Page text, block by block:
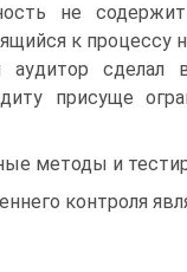
не
к процессу
сделал
присуще
методы и
контроля